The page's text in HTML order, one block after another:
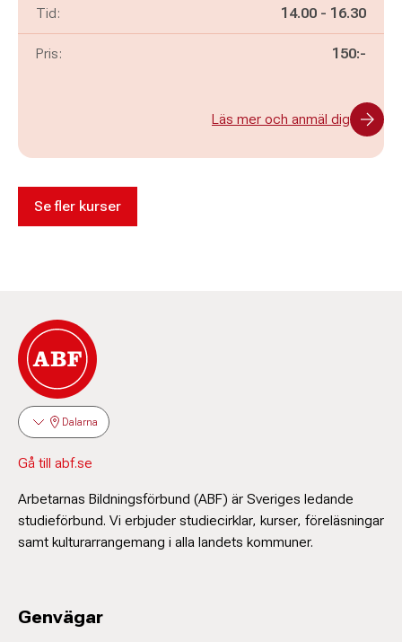
Tid: Pågår mellan
14.00 - och
16.30
Pris: 150:-
Läs mer och anmäl dig
Se fler kurser
Dalarna
Gå till abf.se
Arbetarnas Bildningsförbund (ABF) är Sveriges ledande
studieförbund. Vi erbjuder studiecirklar, kurser, föreläsningar
samt kulturarrangemang i alla landets kommuner.
Genvägar